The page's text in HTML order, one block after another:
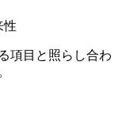
性
項目と照らし合わ